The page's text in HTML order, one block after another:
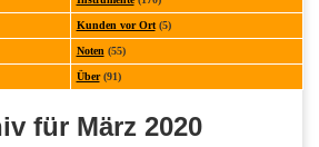
Kunden vor Ort(5)
Noten (55)
Über(91)
für März 2020